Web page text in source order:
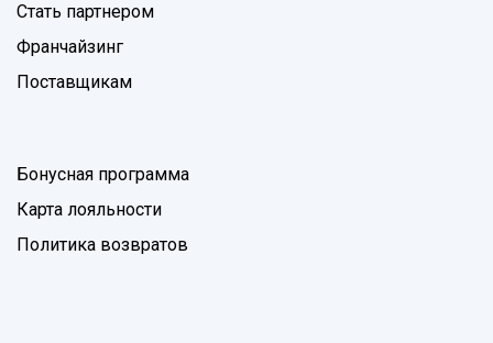
Стать партнером
Франчайзинг
Поставщикам
Бонусная программа
Карта лояльности
Политика возвратов